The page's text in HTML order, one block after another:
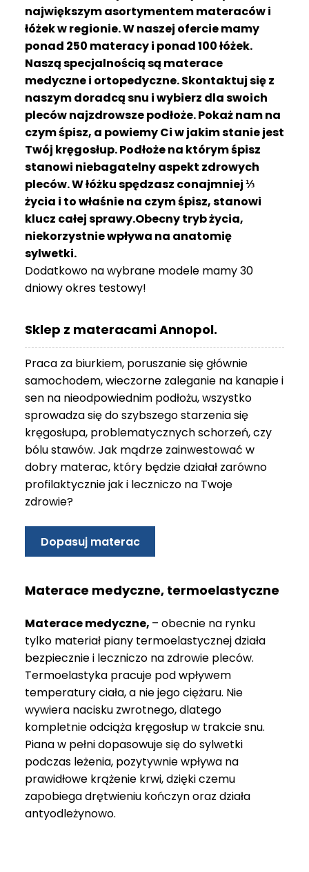
największym asortymentem materaców i
łóżek w regionie. W naszej ofercie mamy
ponad 250 materacy i ponad 100 łóżek.
Naszą specjalnością są materace
medyczne i ortopedyczne. Skontaktuj się z
naszym doradcą snu i wybierz dla swoich
pleców najzdrowsze podłoże. Pokaż nam na
czym śpisz, a powiemy Ci w jakim stanie jest
Twój kręgosłup. Podłoże na którym śpisz
stanowi niebagatelny aspekt zdrowych
pleców. W łóżku spędzasz conajmniej ⅓
życia i to właśnie na czym śpisz, stanowi
klucz całej sprawy.Obecny tryb życia,
niekorzystnie wpływa na anatomię
sylwetki.
Dodatkowo na wybrane modele mamy 30
dniowy okres testowy!
Sklep z materacami Annopol.
Praca za biurkiem, poruszanie się głównie
samochodem, wieczorne zaleganie na kanapie i
sen na nieodpowiednim podłożu, wszystko
sprowadza się do szybszego starzenia się
kręgosłupa, problematycznych schorzeń, czy
bólu stawów. Jak mądrze zainwestować w
dobry materac, który będzie działał zarówno
profilaktycznie jak i leczniczo na Twoje
zdrowie?
Dopasuj materac
Materace medyczne, termoelastyczne
Materace medyczne, – obecnie na rynku
tylko materiał piany termoelastycznej działa
bezpiecznie i leczniczo na zdrowie pleców.
Termoelastyka pracuje pod wpływem
temperatury ciała, a nie jego ciężaru. Nie
wywiera nacisku zwrotnego, dlatego
kompletnie odciąża kręgosłup w trakcie snu.
Piana w pełni dopasowuje się do sylwetki
podczas leżenia, pozytywnie wpływa na
prawidłowe krążenie krwi, dzięki czemu
zapobiega drętwieniu kończyn oraz działa
antyodleżynowo.